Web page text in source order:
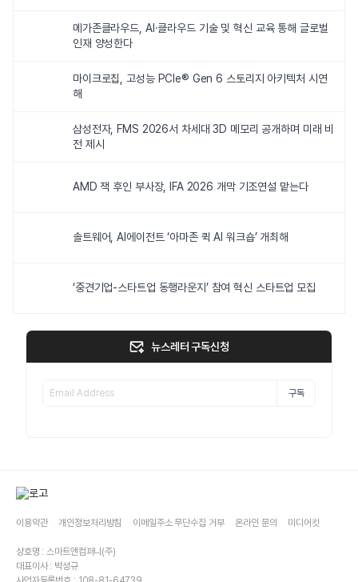
메가존클라우드, AI·클라우드 기술 및 혁신 교육 통해 글로벌
인재 양성한다
마이크로칩, 고성능 PCIe® Gen 6 스토리지 아키텍처 시연
해
삼성전자, FMS 2026서 차세대 3D 메모리 공개하며 미래 비
전 제시
AMD 잭 후인 부사장, IFA 2026 개막 기조연설 맡는다
솔트웨어, AI에이전트 ‘아마존 퀵 AI 워크숍’ 개최해
‘중견기업-스타트업 동행라운지’ 참여 혁신 스타트업 모집
뉴스레터 구독신청
구독
이용약관 개인정보처리방침 이메일주소 무단수집 거부 온라인 문의 미디어킷
상호명 : 스마트앤컴퍼니(주)
대표이사 : 박성규